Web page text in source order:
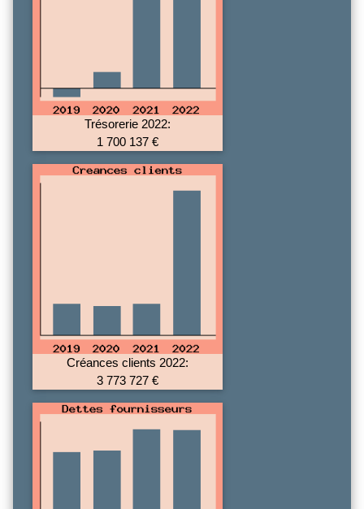
Trésorerie 2022:
1 700 137 €
Créances clients 2022:
3 773 727 €